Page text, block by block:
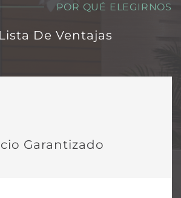
POR QUÉ ELEGIRNOS
De Ventajas
Garantizado